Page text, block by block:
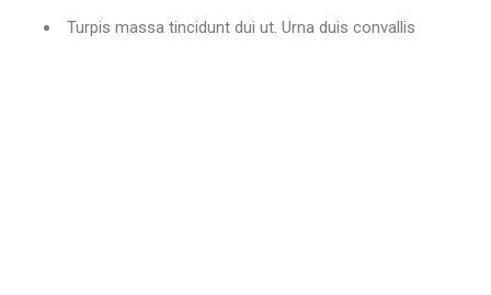
Turpis massa tincidunt dui ut. Urna duis convallis